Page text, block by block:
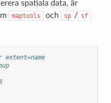
spatiala data, är
maptools och sp / sf